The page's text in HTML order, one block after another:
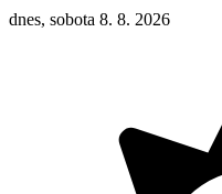
dnes, sobota 8. 8. 2026